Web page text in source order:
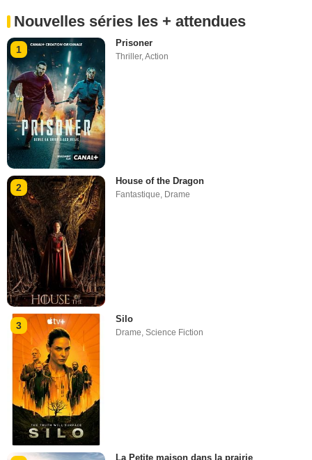
Nouvelles séries les + attendues
1
Prisoner
Thriller,Action
2
House of the Dragon
Fantastique, Drame
3
Silo
Drame,Science Fiction
La Petite maison dans la prairie